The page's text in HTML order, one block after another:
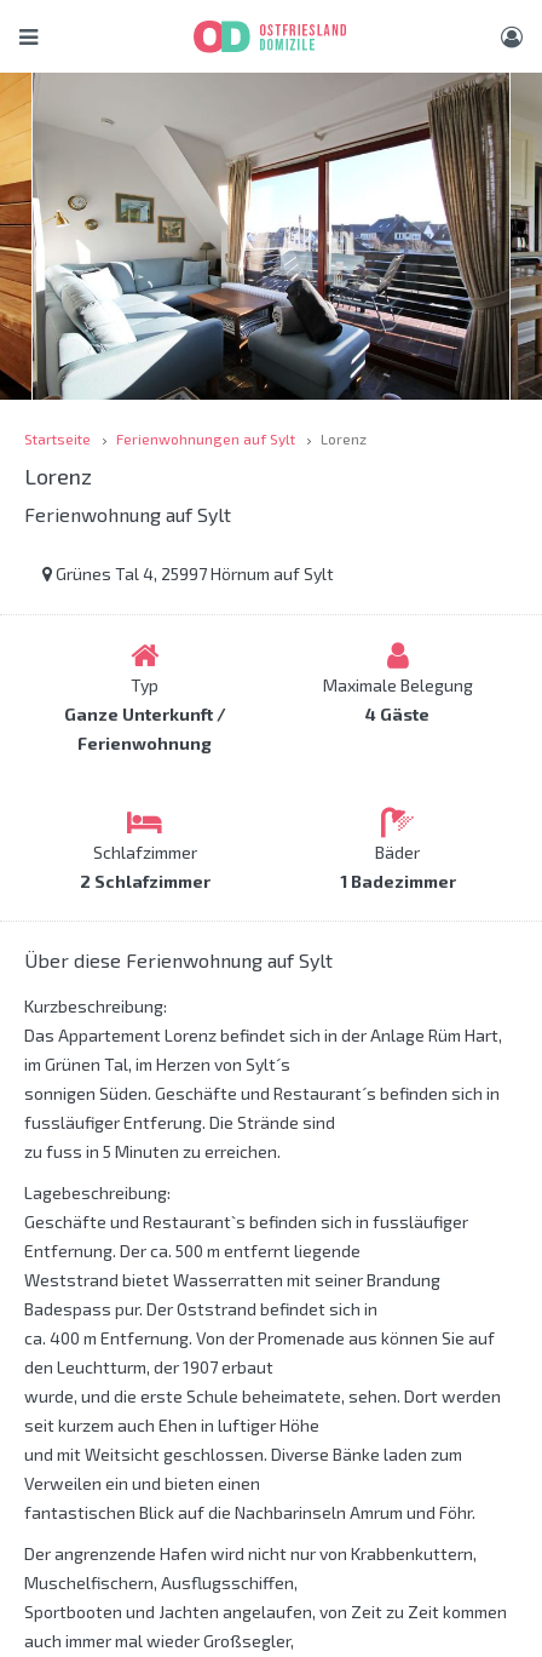
Startseite Ferienwohnungen auf Sylt Lorenz
Lorenz
Ferienwohnung auf Sylt
Grünes Tal 4, 25997 Hörnum auf Sylt
Typ
Ganze Unterkunft /
Ferienwohnung
Maximale Belegung
4 Gäste
Schlafzimmer
2 Schlafzimmer
Bäder
1 Badezimmer
Über diese Ferienwohnung auf Sylt
Kurzbeschreibung:
Das Appartement Lorenz befindet sich in der Anlage Rüm Hart,
im Grünen Tal, im Herzen von Sylt´s
sonnigen Süden. Geschäfte und Restaurant´s befinden sich in
fussläufiger Entferung. Die Strände sind
zu fuss in 5 Minuten zu erreichen.
Lagebeschreibung:
Geschäfte und Restaurant`s befinden sich in fussläufiger
Entfernung. Der ca. 500 m entfernt liegende
Weststrand bietet Wasserratten mit seiner Brandung
Badespass pur. Der Oststrand befindet sich in
ca. 400 m Entfernung. Von der Promenade aus können Sie auf
den Leuchtturm, der 1907 erbaut
wurde, und die erste Schule beheimatete, sehen. Dort werden
seit kurzem auch Ehen in luftiger Höhe
und mit Weitsicht geschlossen. Diverse Bänke laden zum
Verweilen ein und bieten einen
fantastischen Blick auf die Nachbarinseln Amrum und Föhr.
Der angrenzende Hafen wird nicht nur von Krabbenkuttern,
Muschelfischern, Ausflugsschiffen,
Sportbooten und Jachten angelaufen, von Zeit zu Zeit kommen
auch immer mal wieder Großsegler,